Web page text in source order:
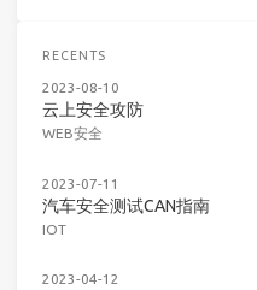
RECENTS
2023-08-10
云上安全攻防
WEB安全
2023-07-11
汽车安全测试CAN指南
IOT
2023-04-12